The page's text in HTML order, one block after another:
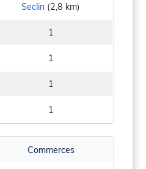
Seclin (2,8 km)
1
1
1
1
Commerces